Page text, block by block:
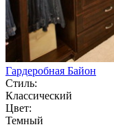
Гардеробная Байон
Стиль:
Классический
Цвет:
Темный